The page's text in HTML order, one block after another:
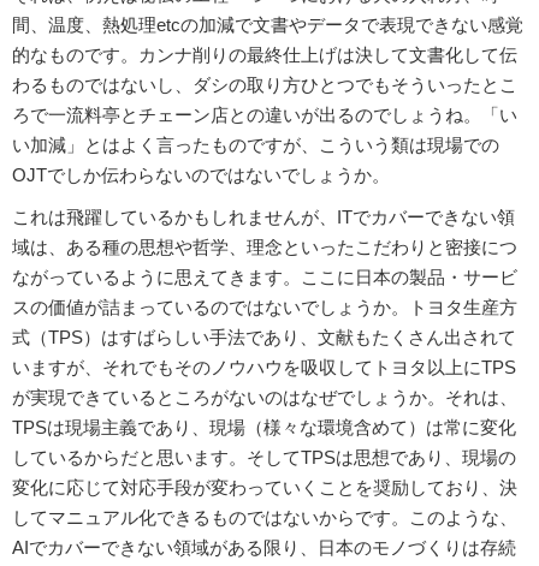
間、温度、熱処理etcの加減で文書やデータで表現できない感覚
的なものです。カンナ削りの最終仕上げは決して文書化して伝
わるものではないし、ダシの取り方ひとつでもそういったとこ
ろで一流料亭とチェーン店との違いが出るのでしょうね。「い
い加減」とはよく言ったものですが、こういう類は現場での
OJTでしか伝わらないのではないでしょうか。
これは飛躍しているかもしれませんが、ITでカバーできない領
域は、ある種の思想や哲学、理念といったこだわりと密接につ
ながっているように思えてきます。ここに日本の製品・サービ
スの価値が詰まっているのではないでしょうか。トヨタ生産方
式（TPS）はすばらしい手法であり、文献もたくさん出されて
いますが、それでもそのノウハウを吸収してトヨタ以上にTPS
が実現できているところがないのはなぜでしょうか。それは、
TPSは現場主義であり、現場（様々な環境含めて）は常に変化
しているからだと思います。そしてTPSは思想であり、現場の
変化に応じて対応手段が変わっていくことを奨励しており、決
してマニュアル化できるものではないからです。このような、
AIでカバーできない領域がある限り、日本のモノづくりは存続